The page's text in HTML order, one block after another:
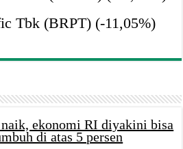
Tbk (BRPT) (-11,05%)
ekonomi RI diyakini bisa
di atas 5 persen